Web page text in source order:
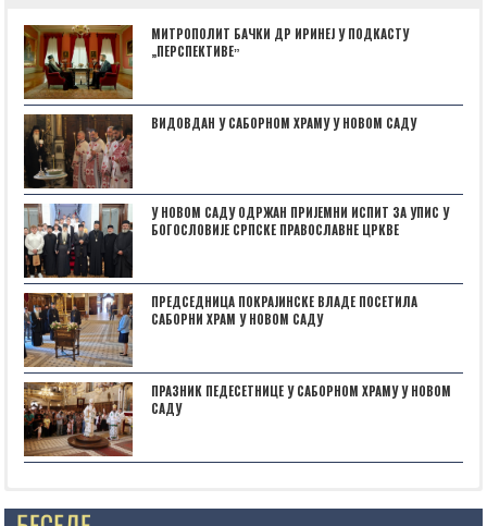
МИТРОПОЛИТ БАЧКИ ДР ИРИНЕЈ У ПОДКАСТУ
„ПЕРСПЕКТИВЕˮ
ВИДОВДАН У САБОРНОМ ХРАМУ У НОВОМ САДУ
У НОВОМ САДУ ОДРЖАН ПРИЈЕМНИ ИСПИТ ЗА УПИС У
БОГОСЛОВИЈЕ СРПСКЕ ПРАВОСЛАВНЕ ЦРКВЕ
ПРЕДСЕДНИЦА ПОКРАЈИНСКЕ ВЛАДЕ ПОСЕТИЛА
САБОРНИ ХРАМ У НОВОМ САДУ
ПРАЗНИК ПЕДЕСЕТНИЦЕ У САБОРНОМ ХРАМУ У НОВОМ
САДУ
Posts not found